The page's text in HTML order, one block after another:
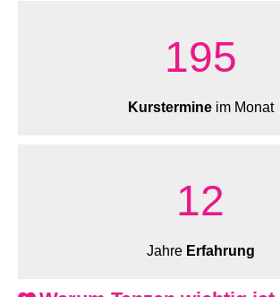
205
Kurstermineim Monat
13
Jahre Erfahrung